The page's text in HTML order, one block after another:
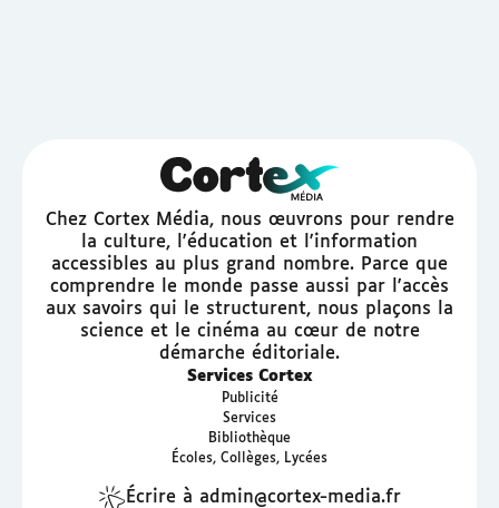
Chez Cortex Média, nous œuvrons pour rendre
la culture, l'éducation et l'information
accessibles au plus grand nombre. Parce que
comprendre le monde passe aussi par l'accès
aux savoirs qui le structurent, nous plaçons la
science et le cinéma au cœur de notre
démarche éditoriale.
Services Cortex
Publicité
Services
Bibliothèque
Écoles, Collèges, Lycées
Écrire à admin@cortex-media.fr